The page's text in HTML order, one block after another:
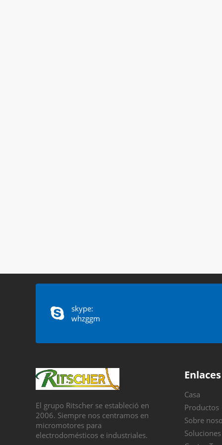
skype:
whzggm
El grupo Ritscher se estableció en
2006. Siempre nos centramos en
micromotores para
electrodomésticos e industriales.
Casa
Productos
Sobre
Soluciones